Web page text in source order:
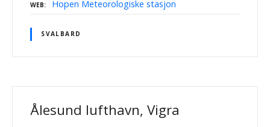
WEB Hopen Meteorologiske stasjon
SVALBARD
Ålesund lufthavn, Vigra